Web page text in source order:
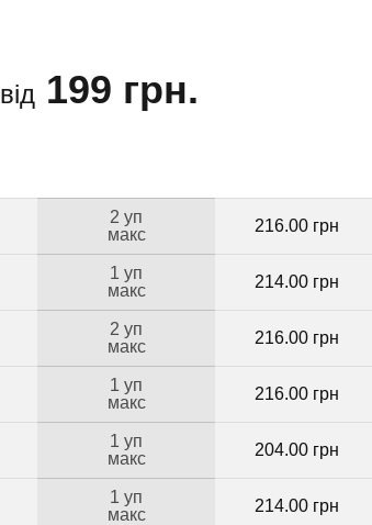
від 199 грн.
2 уп
макс
216.00 грн
1 уп
макс
214.00 грн
2 уп
макс
216.00 грн
1 уп
макс
216.00 грн
1 уп
макс
204.00 грн
1 уп
макс
214.00 грн